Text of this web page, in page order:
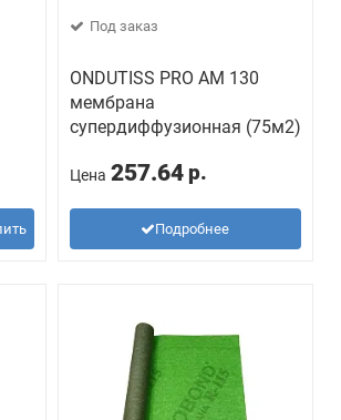
Под заказ
ONDUTISS PRO AM 130
мембрана
супердиффузионная (75м2)
Цена 257.64 р.
Подробнее